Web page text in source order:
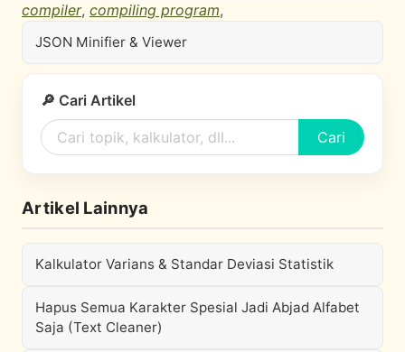
compiler, compiling program,
JSON Minifier & Viewer
🔎 Cari Artikel
Cari
Artikel Lainnya
Kalkulator Varians & Standar Deviasi Statistik
Hapus Semua Karakter Spesial Jadi Abjad Alfabet
Saja (Text Cleaner)